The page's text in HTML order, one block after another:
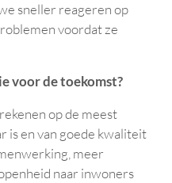
sneller reageren op
voordat ze
voor de toekomst?
op de meest
is en van goede kwaliteit
meer
naar inwoners